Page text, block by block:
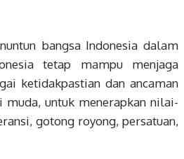
bangsa Indonesia dalam
tetap mampu menjaga
ketidakpastian dan ancaman
muda, untuk menerapkan nilai-
gotong royong, persatuan,